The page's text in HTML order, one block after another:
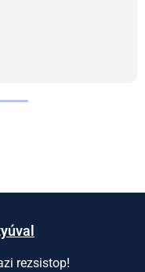
rezsistop!